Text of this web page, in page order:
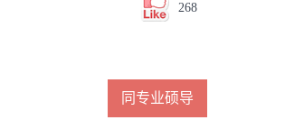
268
同专业硕导